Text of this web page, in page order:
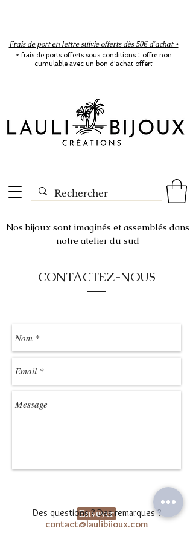
Nos bijoux sont imaginés et assemblés dans
notre atelier du sud
Frais de port en lettre suivie offerts dès 50€ d'achat *
* frais de ports offerts sous conditions : offre non
cumulable avec un bon d'achat offert
CONTACTEZ-NOUS
Envoyer
Des questions ? Des remarques ?
contact@laulibijoux.com